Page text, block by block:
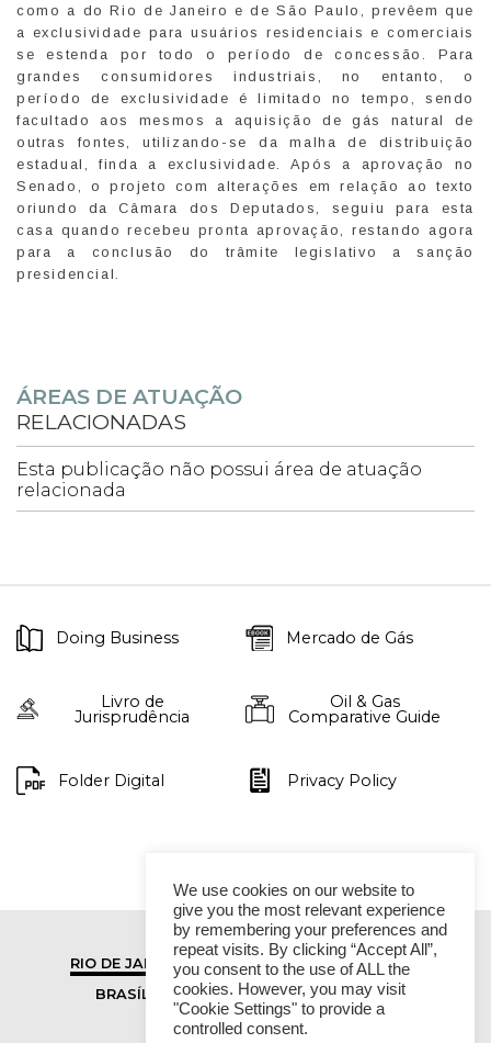
como a do Rio de Janeiro e de São Paulo, prevêem que
a exclusividade para usuários residenciais e comerciais
se estenda por todo o período de concessão. Para
grandes consumidores industriais, no entanto, o
período de exclusividade é limitado no tempo, sendo
facultado aos mesmos a aquisição de gás natural de
outras fontes, utilizando-se da malha de distribuição
estadual, finda a exclusividade. Após a aprovação no
Senado, o projeto com alterações em relação ao texto
oriundo da Câmara dos Deputados, seguiu para esta
casa quando recebeu pronta aprovação, restando agora
para a conclusão do trâmite legislativo a sanção
presidencial.
ÁREAS DE ATUAÇÃO
RELACIONADAS
Esta publicação não possui área de atuação
relacionada
Doing Business Mercado de Gás
Livro de
Jurisprudência
Oil & Gas
Comparative Guide
Folder Digital Privacy Policy
RIO DE JANEIRO
SÃO PAULO
BRASÍLIA
VITÓRIA
We use cookies on our website to
give you the most relevant experience
by remembering your preferences and
repeat visits. By clicking “Accept All”,
you consent to the use of ALL the
cookies. However, you may visit
"Cookie Settings" to provide a
controlled consent.